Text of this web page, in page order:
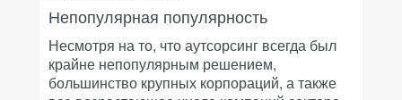
Непопулярная популярность
Несмотря на то, что аутсорсинг всегда был
крайне непопулярным решением,
большинство крупных корпораций, а также